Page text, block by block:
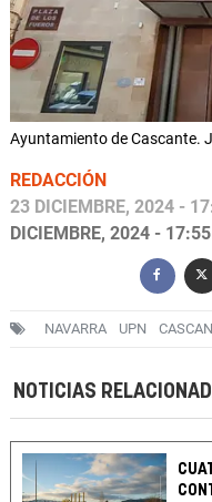
Ayuntamiento de Cascante.
REDACCIÓN
23 DICIEMBRE, 2024 -
DICIEMBRE, 2024 - 17:55
NAVARRA UPN
NOTICIAS